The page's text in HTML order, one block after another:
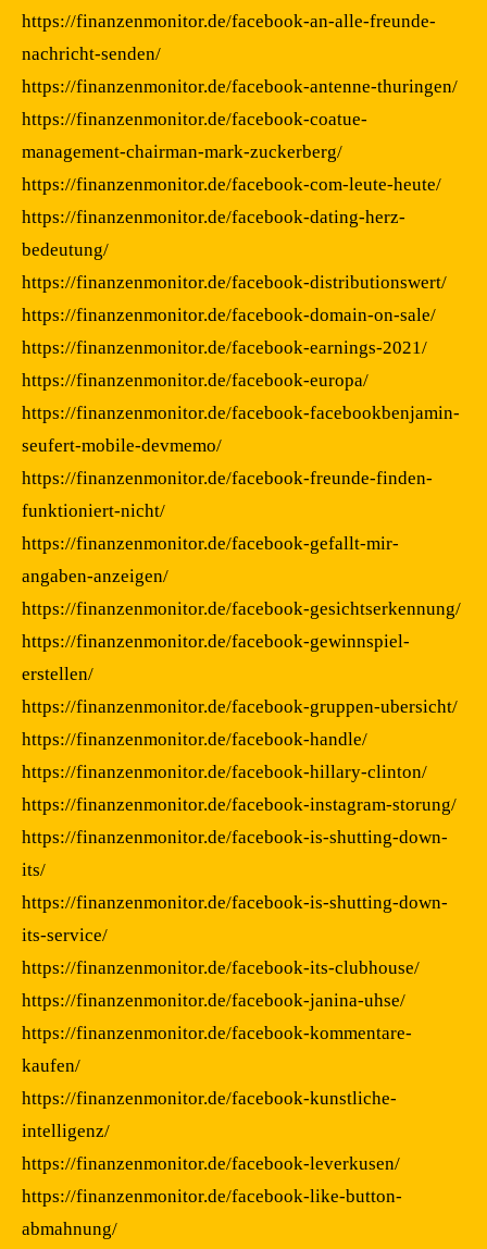
https://finanzenmonitor.de/facebook-an-alle-freunde-
nachricht-senden/
https://finanzenmonitor.de/facebook-antenne-thuringen/
https://finanzenmonitor.de/facebook-coatue-
management-chairman-mark-zuckerberg/
https://finanzenmonitor.de/facebook-com-leute-heute/
https://finanzenmonitor.de/facebook-dating-herz-
bedeutung/
https://finanzenmonitor.de/facebook-distributionswert/
https://finanzenmonitor.de/facebook-domain-on-sale/
https://finanzenmonitor.de/facebook-earnings-2021/
https://finanzenmonitor.de/facebook-europa/
https://finanzenmonitor.de/facebook-facebookbenjamin-
seufert-mobile-devmemo/
https://finanzenmonitor.de/facebook-freunde-finden-
funktioniert-nicht/
https://finanzenmonitor.de/facebook-gefallt-mir-
angaben-anzeigen/
https://finanzenmonitor.de/facebook-gesichtserkennung/
https://finanzenmonitor.de/facebook-gewinnspiel-
erstellen/
https://finanzenmonitor.de/facebook-gruppen-ubersicht/
https://finanzenmonitor.de/facebook-handle/
https://finanzenmonitor.de/facebook-hillary-clinton/
https://finanzenmonitor.de/facebook-instagram-storung/
https://finanzenmonitor.de/facebook-is-shutting-down-
its/
https://finanzenmonitor.de/facebook-is-shutting-down-
its-service/
https://finanzenmonitor.de/facebook-its-clubhouse/
https://finanzenmonitor.de/facebook-janina-uhse/
https://finanzenmonitor.de/facebook-kommentare-
kaufen/
https://finanzenmonitor.de/facebook-kunstliche-
intelligenz/
https://finanzenmonitor.de/facebook-leverkusen/
https://finanzenmonitor.de/facebook-like-button-
abmahnung/